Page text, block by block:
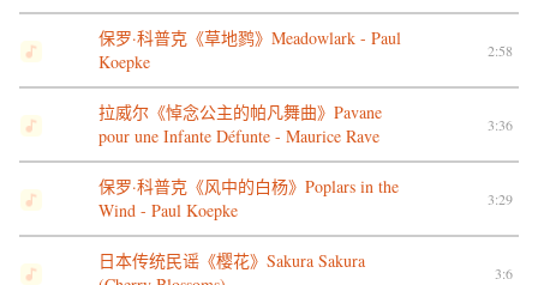
保罗·科普克《草地鹨》Meadowlark - Paul
Koepke
2:58
拉威尔《悼念公主的帕凡舞曲》Pavane
pour une Infante Défunte - Maurice Rave
3:36
保罗·科普克《风中的白杨》Poplars in the
Wind - Paul Koepke
3:29
日本传统民谣《樱花》Sakura Sakura
3:6